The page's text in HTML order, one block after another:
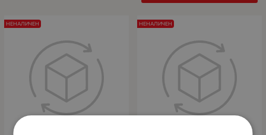
НЕНАЛИЧЕН НЕНАЛИЧЕН